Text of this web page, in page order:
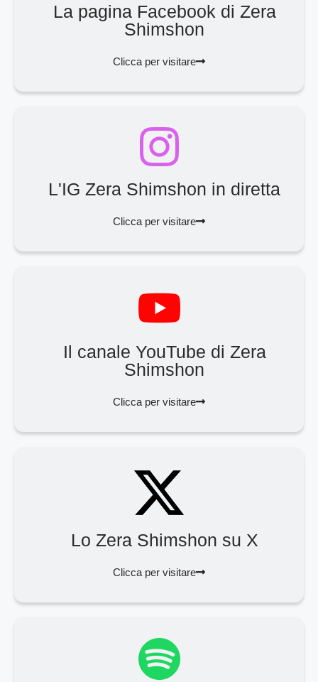
La pagina Facebook di Zera
Shimshon
Clicca per visitare
L'IG Zera Shimshon in diretta
Clicca per visitare
Il canale YouTube di Zera
Shimshon
Clicca per visitare
Lo Zera Shimshon su X
Clicca per visitare